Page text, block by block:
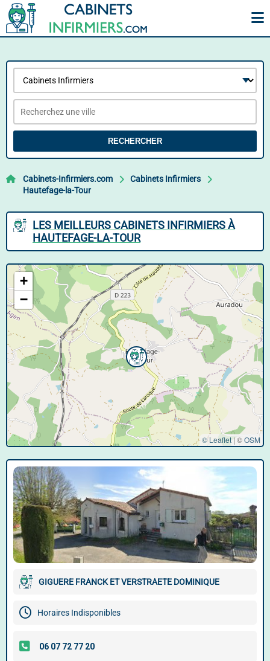
RECHERCHER
Cabinets-Infirmiers.com
Cabinets Infirmiers
Hautefage-la-Tour
LES MEILLEURS CABINETS INFIRMIERS À
HAUTEFAGE-LA-TOUR
+
−
© Leaflet |©OSM
GIGUERE FRANCK ET VERSTRAETE DOMINIQUE
Horaires Indisponibles